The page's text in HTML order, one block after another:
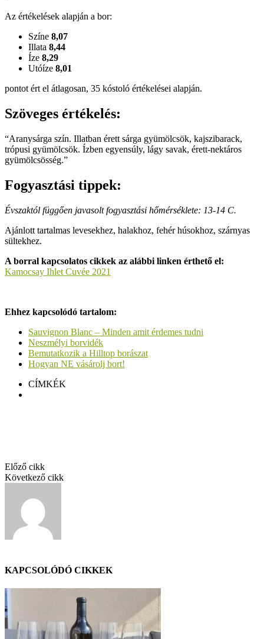
Az értékelések alapján a bor:
Színe 8,07
Illata 8,44
Íze 8,29
Utóíze 8,01
pontot ért el átlagosan, 35 kóstoló értékelései alapján.
Szöveges értékelés:
“Aranysárga szín. Illatban érett sárga gyümölcsök, kajszibarack,
trópusi gyümölcsök. Ízben egyensúly, lágy savak, érett-nektáros
gyümölcsösség.”
Fogyasztási tippek:
Évszaktól függően javasolt fogyasztási hőmérséklete: 13-14 C.
Ajánlott tartalmas levesekhez, halakhoz, fehér húsokhoz, szárnyas
sültekhez.
A borral kapcsolatos cikkek az alábbi linken érthető el:
Kamocsay Ihlet Cuvée 2021
Ehhez kapcsolódó tartalom:
Sauvignon Blanc – Minden amit érdemes tudni
Neszmélyi borvidék
Bemutatkozik a Hilltop borászat
Hogyan NE vásárolj bort!
CÍMKÉK
Előző cikk
Következő cikk
KAPCSOLÓDÓ CIKKEK